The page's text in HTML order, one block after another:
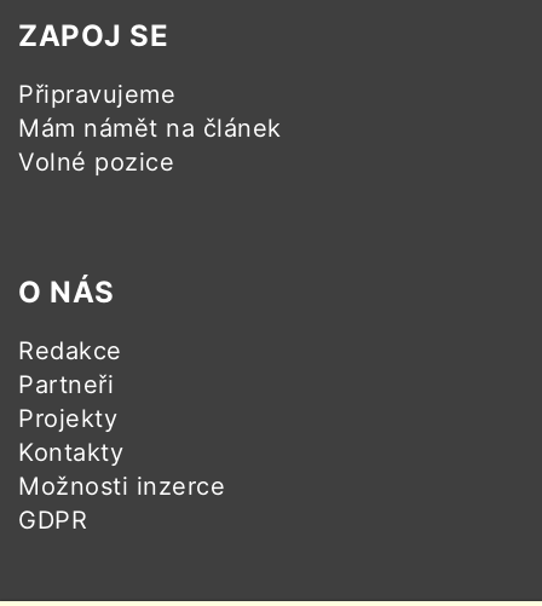
ZAPOJ SE
Připravujeme
Mám námět na článek
Volné pozice
O NÁS
Redakce
Partneři
Projekty
Kontakty
Možnosti inzerce
GDPR